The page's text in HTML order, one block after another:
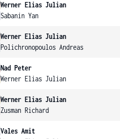
Werner Elias Julian
Sabanin Yan
Werner Elias Julian
Polichronopoulos Andreas
Nad Peter
Werner Elias Julian
Werner Elias Julian
Zusman Richard
Vales Amit